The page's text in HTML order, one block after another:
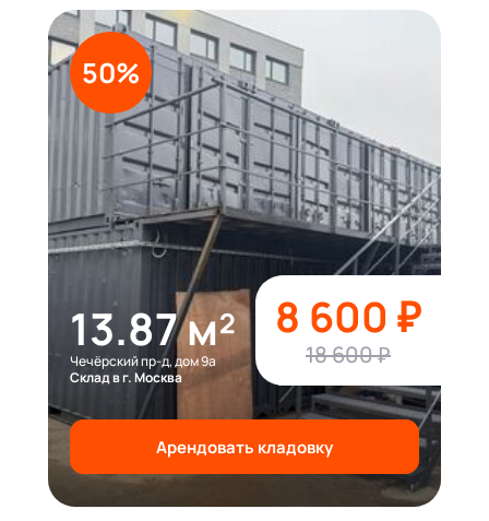
50%
13.87 м²
Чечёрский пр-д, дом 9а
Склад в г. Москва
8 600 ₽
18 600 ₽
Арендовать кладовку